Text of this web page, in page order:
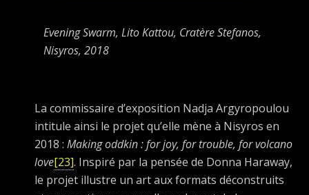
Evening Swarm, Lito Kattou, Cratère Stefanos,
Nisyros, 2018
La commissaire d’exposition Nadja Argyropoulou
intitule ainsi le projet qu’elle mène à Nisyros en
2018 : Making oddkin : for joy, for trouble, for volcano
love[23]. Inspiré par la pensée de Donna Haraway,
le projet illustre un art aux formats déconstruits